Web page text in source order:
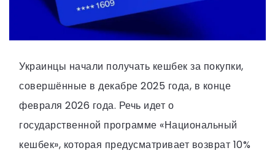
Украинцы начали получать кешбек за покупки,
совершённые в декабре 2025 года, в конце
февраля 2026 года. Речь идет о
государственной программе «Национальный
кешбек», которая предусматривает возврат 10%